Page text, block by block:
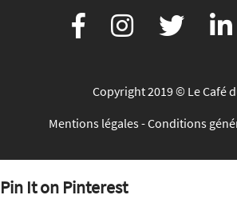
Copyright 2019 © Le Café
Mentions légales-Conditions
Pin It on Pinterest